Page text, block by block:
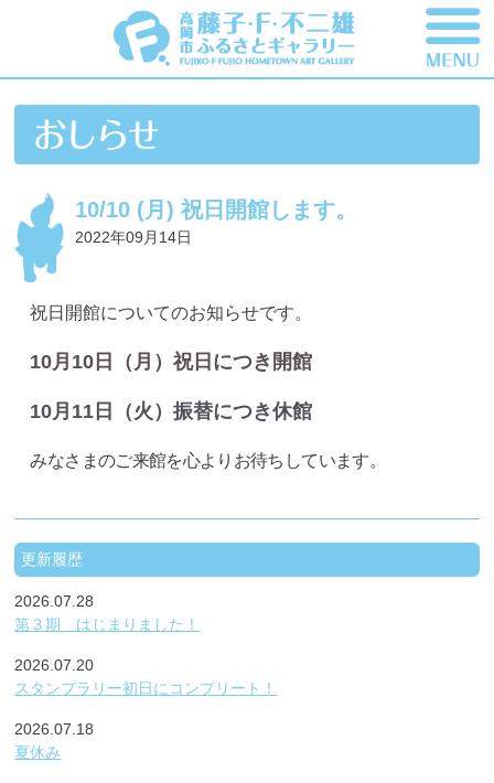
10/10 (月) 祝日開館します。
2022年09月14日
祝日開館についてのお知らせです。
10月10日（月）祝日につき開館
10月11日（火）振替につき休館
みなさまのご来館を心よりお待ちしています。
更新履歴
2026.07.28
第３期 はじまりました！
2026.07.20
スタンプラリー初日にコンプリート！
2026.07.18
夏休み